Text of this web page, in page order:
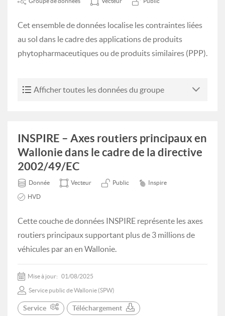
Cet ensemble de données localise les contraintes liées
au sol dans le cadre des applications de produits
phytopharmaceutiques ou de produits similaires (PPP).
Afficher toutes les données du groupe
INSPIRE – Axes routiers principaux en
Wallonie dans le cadre de la directive
2002/49/EC
Donnée Vecteur Public Inspire
HVD
Cette couche de données INSPIRE représente les axes
routiers principaux supportant plus de 3 millions de
véhicules par an en Wallonie.
Mise à jour: 01/08/2025
Service public de Wallonie (SPW)
Service Téléchargement